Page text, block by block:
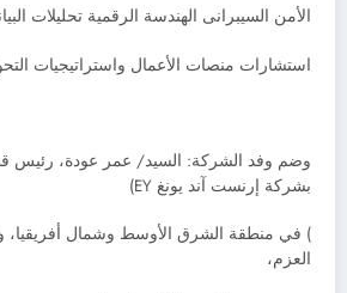
الأمن السيبرانى الهندسة الرقمية تحليلات
استشارات منصات الأعمال واستراتيجيات
وضم وفد الشركة: السيد/ عمر عودة، رئيس
بشركة إرنست آند يونغ EY)
) في منطقة الشرق الأوسط وشمال أفريقيا،
العزم،